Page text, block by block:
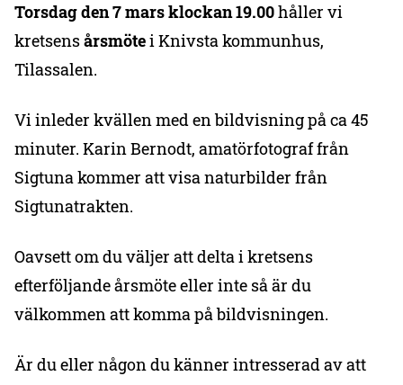
Torsdag den 7 marsklockan 19.00håller vi
kretsensårsmötei Knivsta kommunhus,
Tilassalen.
Vi inleder kvällen med en bildvisning på ca 45
minuter. Karin Bernodt, amatörfotograf från
Sigtuna kommer att visa naturbilder från
Sigtunatrakten.
Oavsett om du väljer att delta i kretsens
efterföljande årsmöte eller inte så är du
välkommen att komma på bildvisningen.
Är du eller någon du känner intresserad av att